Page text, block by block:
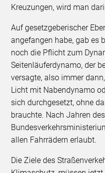
Kreuzungen, wird man
Auf gesetzgeberischer
angefangen habe, gab es
noch die Pflicht zum
Seitenläuferdynamo, der
versagte, also immer
Licht mit Nabendynamo
sich durchgesetzt, ohne
brauchte. Nach Jahren
allen Fahrrädern erlaubt.
Die Ziele des